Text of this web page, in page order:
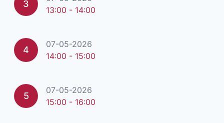
3
13:00 - 14:00
4
07-05-2026
14:00 - 15:00
5
07-05-2026
15:00 - 16:00